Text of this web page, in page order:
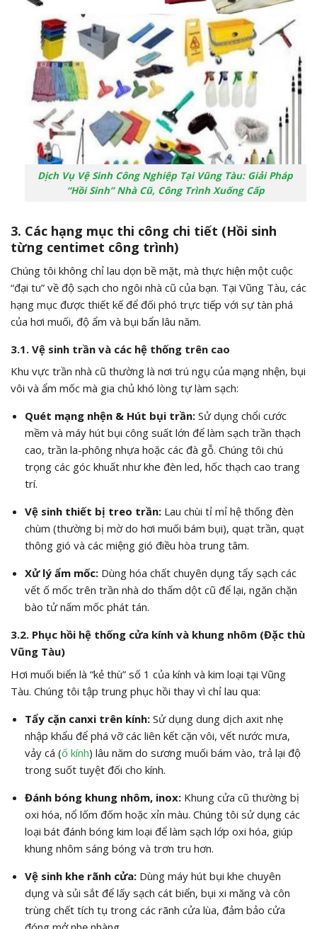
Dịch Vụ Vệ Sinh Công Nghiệp Tại Vũng Tàu: Giải Pháp
“Hồi Sinh” Nhà Cũ, Công Trình Xuống Cấp
3. Các hạng mục thi công chi tiết (Hồi sinh
từng centimet công trình)
Chúng tôi không chỉ lau dọn bề mặt, mà thực hiện một cuộc
“đại tu” về độ sạch cho ngôi nhà cũ của bạn. Tại Vũng Tàu, các
hạng mục được thiết kế để đối phó trực tiếp với sự tàn phá
của hơi muối, độ ẩm và bụi bẩn lâu năm.
3.1. Vệ sinh trần và các hệ thống trên cao
Khu vực trần nhà cũ thường là nơi trú ngụ của mạng nhện, bụi
vôi và ẩm mốc mà gia chủ khó lòng tự làm sạch:
Quét mạng nhện & Hút bụi trần:Sử dụng chổi cước
mềm và máy hút bụi công suất lớn để làm sạch trần thạch
cao, trần la-phông nhựa hoặc các đà gỗ. Chúng tôi chú
trọng các góc khuất như khe đèn led, hốc thạch cao trang
trí.
Vệ sinh thiết bị treo trần:Lau chùi tỉ mỉ hệ thống đèn
chùm (thường bị mờ do hơi muối bám bụi), quạt trần, quạt
thông gió và các miệng gió điều hòa trung tâm.
Xử lý ẩm mốc:Dùng hóa chất chuyên dụng tẩy sạch các
vết ố mốc trên trần nhà do thấm dột cũ để lại, ngăn chặn
bào tử nấm mốc phát tán.
3.2. Phục hồi hệ thống cửa kính và khung nhôm (Đặc thù
Vũng Tàu)
Hơi muối biển là “kẻ thù” số 1 của kính và kim loại tại Vũng
Tàu. Chúng tôi tập trung phục hồi thay vì chỉ lau qua:
Tẩy cặn canxi trên kính:Sử dụng dung dịch axit nhẹ
nhập khẩu để phá vỡ các liên kết cặn vôi, vết nước mưa,
vảy cá (ố kính) lâu năm do sương muối bám vào, trả lại độ
trong suốt tuyệt đối cho kính.
Đánh bóng khung nhôm, inox:Khung cửa cũ thường bị
oxi hóa, nổ lốm đốm hoặc xỉn màu. Chúng tôi sử dụng các
loại bát đánh bóng kim loại để làm sạch lớp oxi hóa, giúp
khung nhôm sáng bóng và trơn tru hơn.
Vệ sinh khe rãnh cửa:Dùng máy hút bụi khe chuyên
dụng và sủi sắt để lấy sạch cát biển, bụi xi măng và côn
trùng chết tích tụ trong các rãnh cửa lùa, đảm bảo cửa